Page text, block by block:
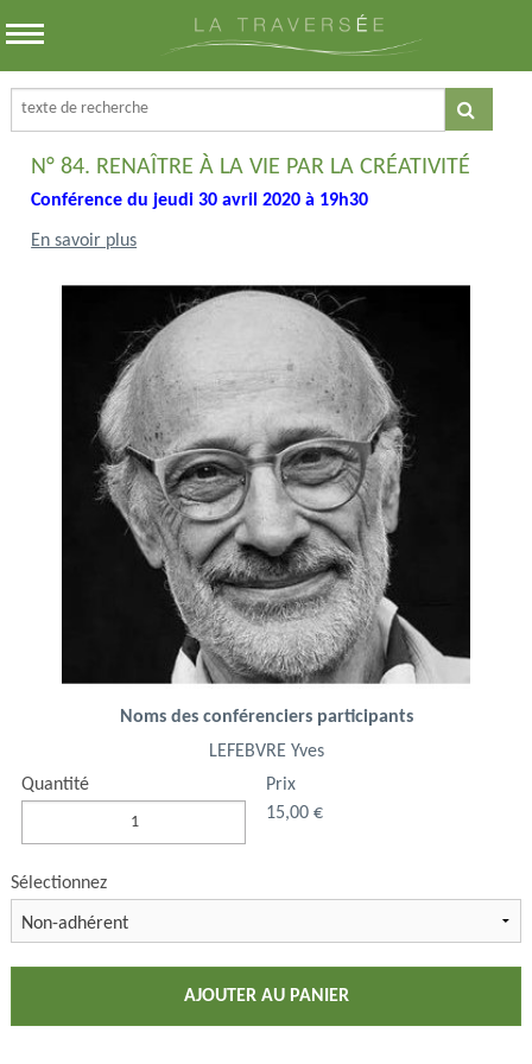
N° 84. RENAÎTRE À LA VIE PAR LA CRÉATIVITÉ
Conférence du jeudi 30 avril 2020 à 19h30
En savoir plus
Noms des conférenciers participants
LEFEBVRE Yves
Quantité
Prix
15,00 €
Sélectionnez
AJOUTER AU PANIER